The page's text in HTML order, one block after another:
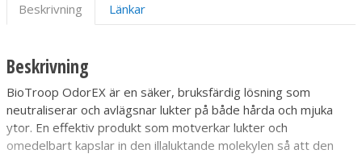
Beskrivning Länkar
Beskrivning
BioTroop OdorEX är en säker, bruksfärdig lösning som
neutraliserar och avlägsnar lukter på både hårda och mjuka
ytor. En effektiv produkt som motverkar lukter och
omedelbart kapslar in den illaluktande molekylen så att den